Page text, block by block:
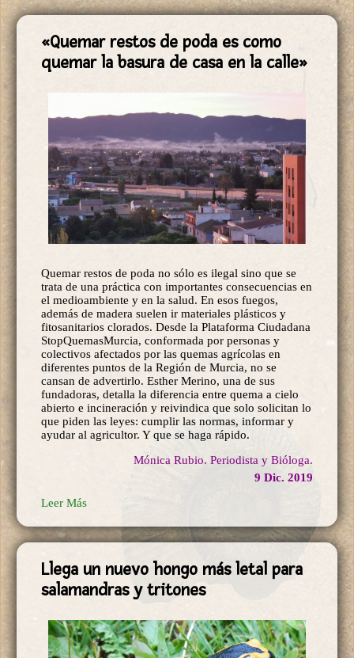
«Quemar restos de poda es como
quemar la basura de casa en la calle»
Quemar restos de poda no sólo es ilegal sino que se
trata de una práctica con importantes consecuencias en
el medioambiente y en la salud. En esos fuegos,
además de madera suelen ir materiales plásticos y
fitosanitarios clorados. Desde la Plataforma Ciudadana
StopQuemasMurcia, conformada por personas y
colectivos afectados por las quemas agrícolas en
diferentes puntos de la Región de Murcia, no se
cansan de advertirlo. Esther Merino, una de sus
fundadoras, detalla la diferencia entre quema a cielo
abierto e incineración y reivindica que solo solicitan lo
que piden las leyes: cumplir las normas, informar y
ayudar al agricultor. Y que se haga rápido.
Mónica Rubio. Periodista y Bióloga.
9 Dic. 2019
Leer Más
Llega un nuevo hongo más letal para
salamandras y tritones
Páginas